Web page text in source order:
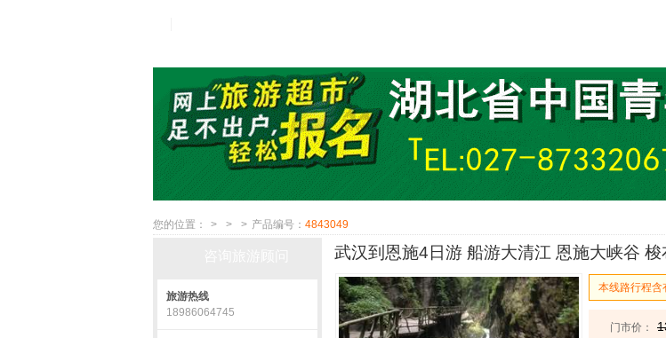
您的位置： > > > 产品编号： 4843049
武汉到恩施4日游 船游大清江 恩施大峡谷
本线路行程含
门市价：
旅游热线
18986064745